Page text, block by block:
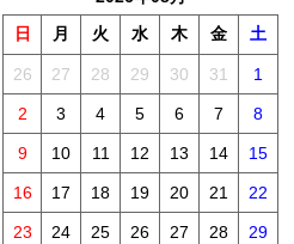
日
月 火 水 木 金 土
26 27 28 29 30 31 1
2 3 4 5 6 7 8
9 10 11 12 13 14 15
16 17 18 19 20 21 22
23 24 25 26 27 28 29